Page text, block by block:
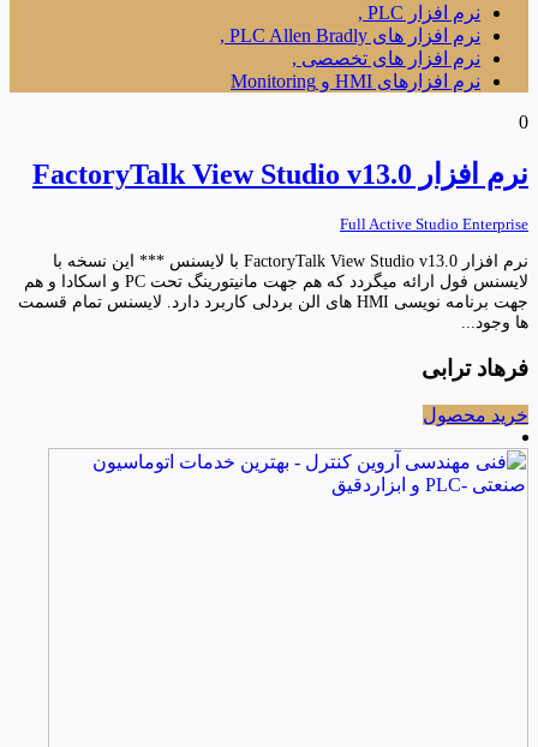
نرم افزار PLC ,
نرم افزار های PLC Allen Bradly ,
نرم افزار های تخصصی ,
نرم افزارهای HMI و Monitoring
0
نرم افزار FactoryTalk View Studio v13.0
Full Active Studio Enterprise
نرم افزار FactoryTalk View Studio v13.0 با لایسنس *** این نسخه با
لایسنس فول ارائه میگردد که هم جهت مانیتورینگ تحت PC و اسکادا و هم
جهت برنامه نویسی HMI های الن بردلی کاربرد دارد. لایسنس تمام قسمت
ها وجود...
فرهاد ترابی
خرید محصول